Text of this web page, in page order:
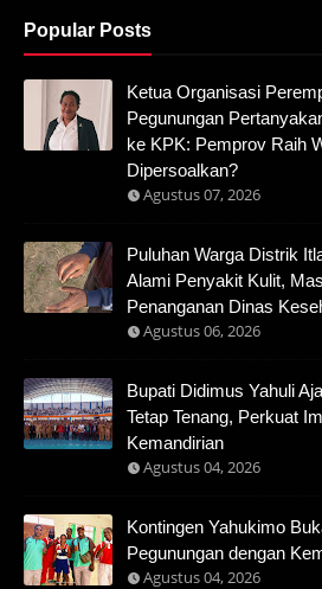
Popular Posts
Ketua Organisasi
Pegunungan
ke KPK: Pemprov Raih
Dipersoalkan?
Agustus 07, 2026
Puluhan Warga Distrik
Alami Penyakit Kulit,
Penanganan Dinas
Agustus 06, 2026
Bupati Didimus Yahuli
Tetap Tenang, Perkuat
Kemandirian
Agustus 04, 2026
Kontingen Yahukimo
Pegunungan dengan
Agustus 04, 2026